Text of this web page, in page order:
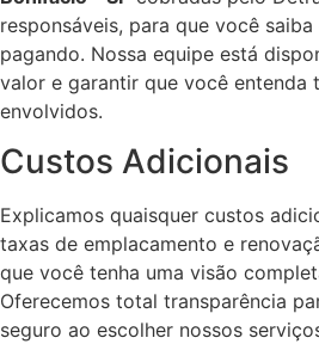
responsáveis, para que você
pagando. Nossa equipe está
valor e garantir que você entenda
envolvidos.
Custos Adicionais
Explicamos quaisquer custos
taxas de emplacamento e
que você tenha uma visão
Oferecemos total transparência
seguro ao escolher nossos